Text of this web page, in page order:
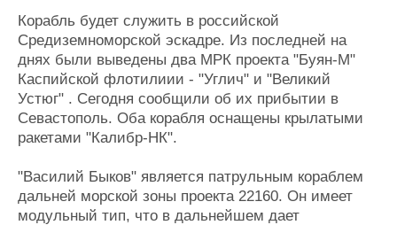
Конференции
Выставки и семинары
Личности
Словарь
Флот
Галерея флота
Форум
Все службы
Корабль будет служить в российской
Средиземноморской эскадре. Из последней на
днях были выведены два МРК проекта "Буян-М"
Каспийской флотилиии - "Углич" и "Великий
Устюг" . Сегодня сообщили об их прибытии в
Севастополь. Оба корабля оснащены крылатыми
ракетами "Калибр-НК".
"Василий Быков" является патрульным кораблем
дальней морской зоны проекта 22160. Он имеет
модульный тип, что в дальнейшем дает